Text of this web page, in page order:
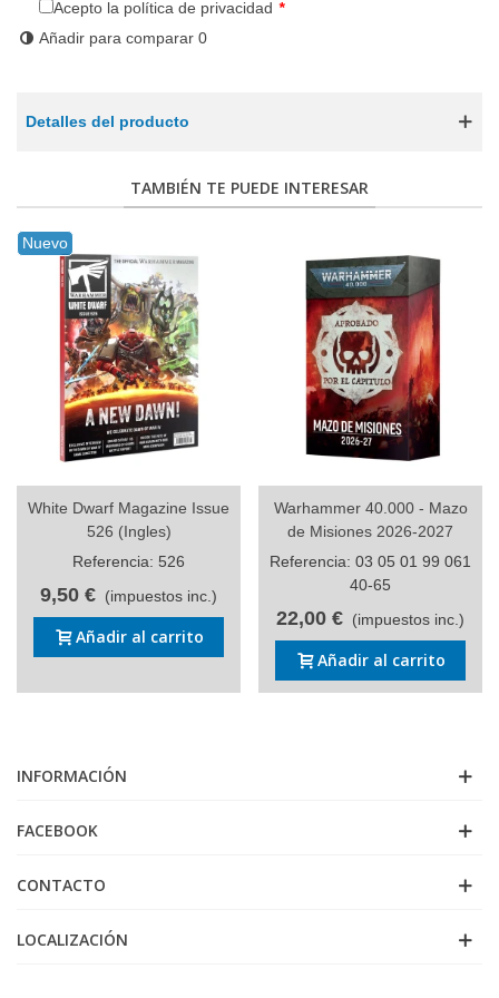
Acepto la política de privacidad *
Añadir para comparar 0
Detalles del producto
TAMBIÉN TE PUEDE INTERESAR
Nuevo
White Dwarf Magazine Issue
526 (Ingles)
Referencia: 526
9,50 € (impuestos inc.)
Añadir al carrito
Warhammer 40.000 - Mazo
de Misiones 2026-2027
Referencia: 03 05 01 99 061
40-65
22,00 € (impuestos inc.)
Añadir al carrito
INFORMACIÓN
FACEBOOK
CONTACTO
LOCALIZACIÓN